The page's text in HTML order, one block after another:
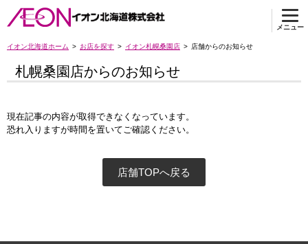
メニュー
イオン北海道ホーム お店を探す イオン札幌桑園店 店舗からのお知らせ
札幌桑園店からのお知らせ
現在記事の内容が取得できなくなっています。
恐れ入りますが時間を置いてご確認ください。
店舗TOPへ戻る